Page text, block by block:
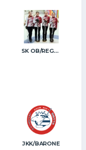
SK OB/REGŽA (JUN)
JKK/BARONE